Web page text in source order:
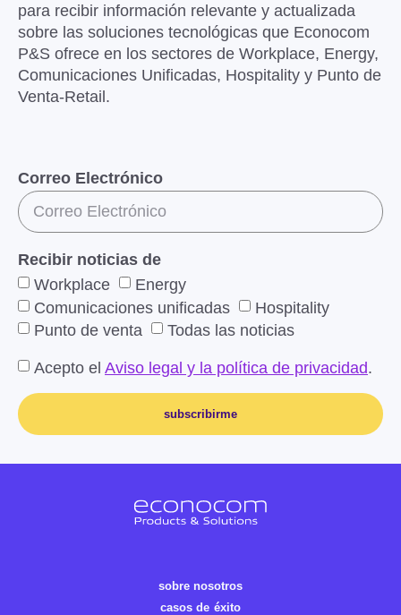
para recibir información relevante y actualizada
sobre las soluciones tecnológicas que Econocom
P&S ofrece en los sectores de Workplace, Energy,
Comunicaciones Unificadas, Hospitality y Punto de
Venta-Retail.
Correo Electrónico
Recibir noticias de
Workplace
Energy
Comunicaciones unificadas
Hospitality
Punto de venta
Todas las noticias
Acepto el Aviso legal y la política de privacidad.
subscribirme
sobre nosotros
casos de éxito